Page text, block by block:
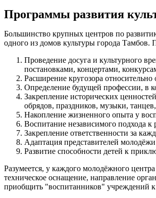
Программы развития
Большинство крупных центров по
одного из домов культуры города
Проведение досуга и культурного
постановками, концертами,
Расширение кругозора
Определение будущей профессии, в
Закрепление исторических
обрядов, праздников, музыки,
Накопление жизненного опыта у
Воспитание независимого подхода
Закрепление ответственности за
Адаптация представителей
Развитие способности детей к
Разумеется, у каждого молодёжного
техническое оснащение, направление
приобщить "воспитанников" учреждений к